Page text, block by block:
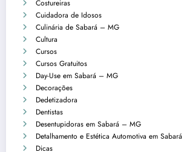
Costureiras
Cuidadora de Idosos
Culinária de Sabará – MG
Cultura
Cursos
Cursos Gratuitos
Day-Use em Sabará – MG
Decorações
Dedetizadora
Dentistas
Desentupidoras em Sabará – MG
Detalhamento e Estética Automotiva em Sabará
Dicas